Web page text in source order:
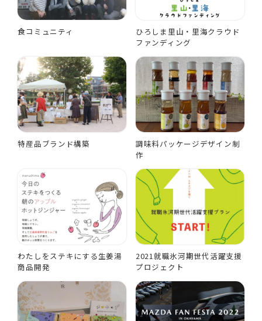
食コミュニティ
ひろしま里山・里海クラウド
ファンディング
特産品ブランド構築
調味料パッケージデザイン制
作
わたしをステキにする生姜湯
商品開発
2021就職氷河期世代活躍支援
プロジェクト